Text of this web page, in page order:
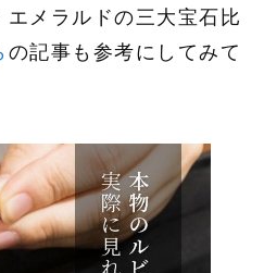
エメラルドの三大宝石比
の記事も参考にしてみて